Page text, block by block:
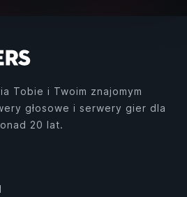
Tobie i Twoim znajomym
głosowe i serwery gier dla
20 lat.